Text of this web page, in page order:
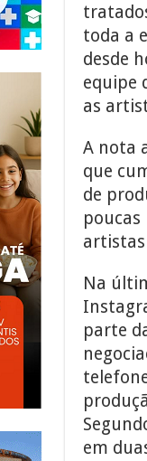
toda a
desde
equipe
as
A nota
que
de
artistas
Na
parte
em